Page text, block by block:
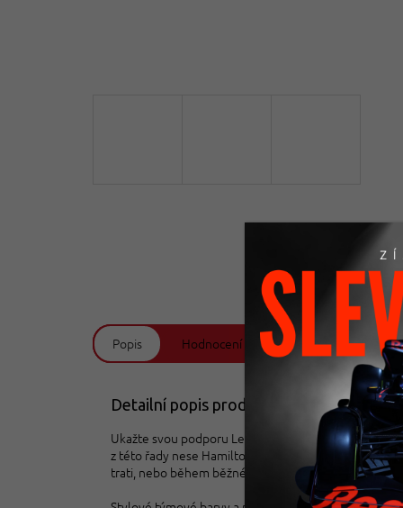
Od 2199 Kč
Popis Hodnocení (3) Diskuze
Detailní popis produktu
Ukažte svou podporu Lewisi Hamiltonovi kamkoli
z této řady nese Hamiltonovo startovní číslo 44 a
trati, nebo během běžného dne.